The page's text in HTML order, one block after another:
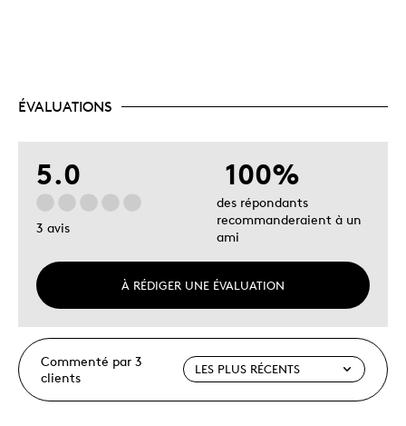
ÉVALUATIONS
5.0
3 avis
À RÉDIGER UNE ÉVALUATION
100%
des répondants
recommanderaient à un
ami
Commenté par 3
clients